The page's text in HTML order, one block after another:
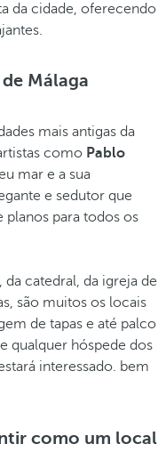
da cidade, oferecendo
Málaga
mais antigas da
como Pablo
mar e a sua
e sedutor que
planos para todos os
catedral, da igreja de
são muitos os locais
de tapas e até palco
qualquer hóspede dos
interessado. bem
como um local